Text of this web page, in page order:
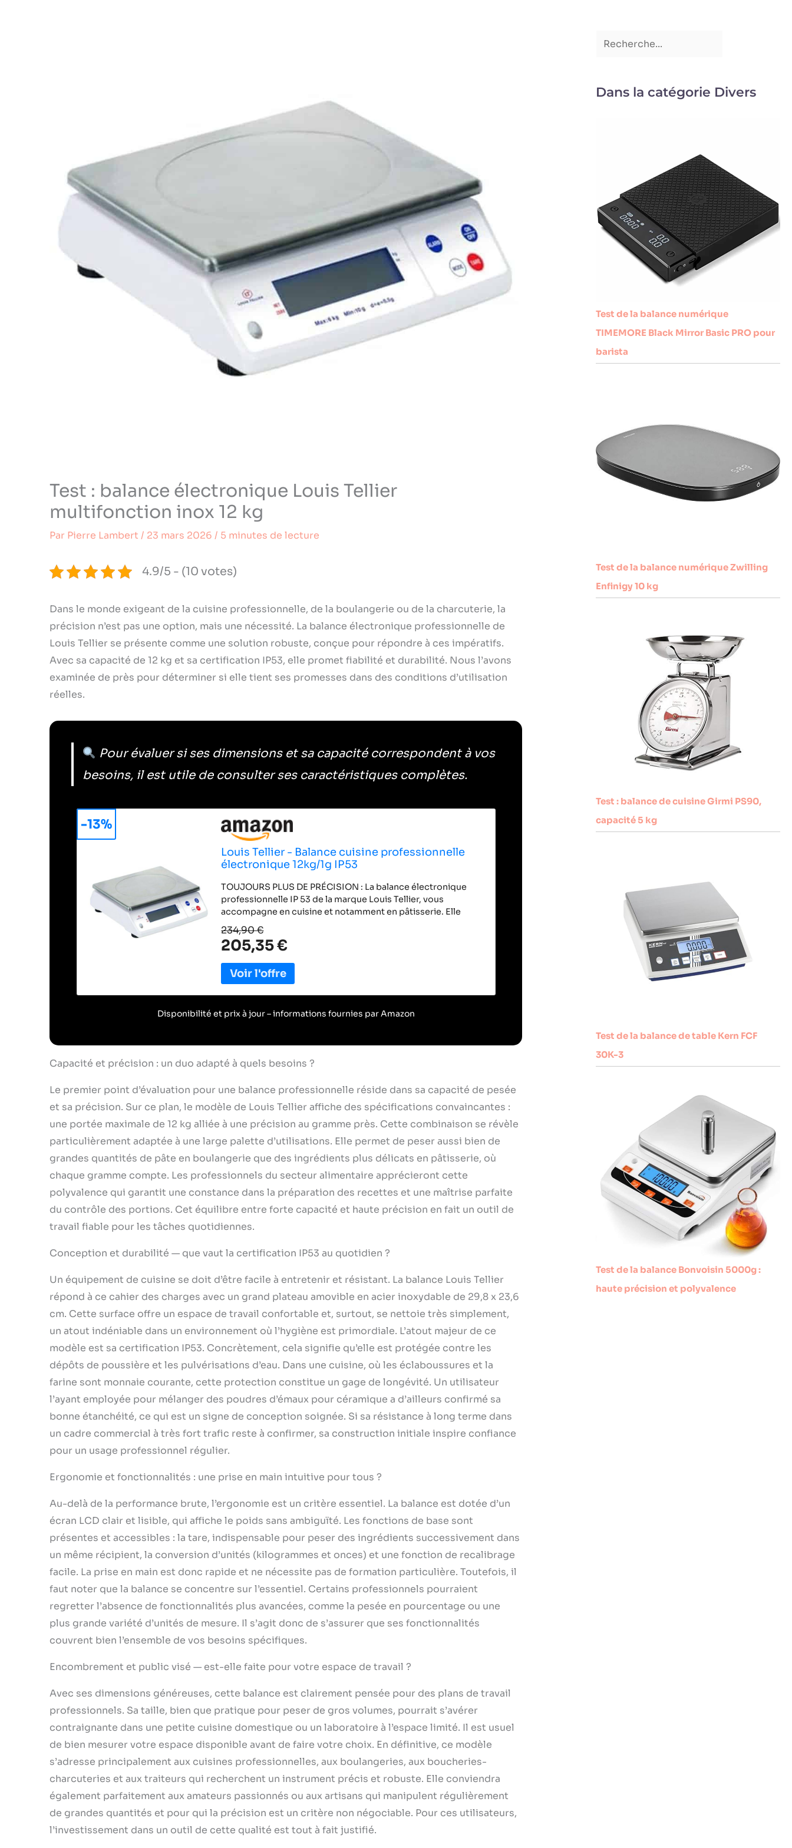
Test : balance électronique Louis Tellier
multifonction inox 12 kg
Par Pierre Lambert / 23 mars 2026 / 5 minutes de lecture
4.9/5 - (10 votes)
Dans le monde exigeant de la cuisine professionnelle, de la boulangerie ou de la charcuterie, la
précision n’est pas une option, mais une nécessité. La balance électronique professionnelle de
Louis Tellier se présente comme une solution robuste, conçue pour répondre à ces impératifs.
Avec sa capacité de 12 kg et sa certification IP53, elle promet fiabilité et durabilité. Nous l’avons
examinée de près pour déterminer si elle tient ses promesses dans des conditions d’utilisation
réelles.
Pour évaluer si ses dimensions et sa capacité correspondent à vos
besoins, il est utile de consulter ses caractéristiques complètes.
Louis Tellier - Balance cuisine professionnelle
électronique 12kg/1g IP53
TOUJOURS PLUS DE PRÉCISION : La balance électronique
professionnelle IP 53 de la marque Louis Tellier, vous
accompagne en cuisine et notamment en pâtisserie. Elle
permet de peser avec précision les ingrédients nécessaires à
la réalisation de vos préparations ! La portée est de 12kg max
avec une précision de plus ou moins 1g. MATÉRIAUX DE
QUALITÉ : La balance électronique professionnelle IP 53 est
fabriquée en ABS. Quant à son plateau amovible 29,8 x 23,6
cm, il est en inox, un matériau hygiénique, résistant et
durable. Prisé dans l'univers de la cuisine professionnelle, il
nécessite peu d'entretien. PRATIQUE ET FONCTIONNELLE :
récipient à vos mesures. IP53. Niveau intégré. Hauteur pieds
réglables. Unités de mesure : kg ou oz. Fonction tare. Alarme
poids programmable. Recalibrage facile. Témoin d’usure des
piles. 4 piles de type R14 1,5V fournis. RIEN NE REMPLACE LE
FAIT MAIN : Depuis 1947, Louis Tellier met son savoir-faire au
service de tous les professionnels et passionnés exigeants, à
travers des ustensiles de cuisine professionnels robustes et
234,90 €
205,35 €
-13%
Disponibilité et prix à jour – informations fournies par Amazon
Capacité et précision : un duo adapté à quels besoins ?
Le premier point d’évaluation pour une balance professionnelle réside dans sa capacité de pesée
et sa précision. Sur ce plan, le modèle de Louis Tellier affiche des spécifications convaincantes :
une portée maximale de 12 kg alliée à une précision au gramme près. Cette combinaison se révèle
particulièrement adaptée à une large palette d’utilisations. Elle permet de peser aussi bien de
grandes quantités de pâte en boulangerie que des ingrédients plus délicats en pâtisserie, où
chaque gramme compte. Les professionnels du secteur alimentaire apprécieront cette
polyvalence qui garantit une constance dans la préparation des recettes et une maîtrise parfaite
du contrôle des portions. Cet équilibre entre forte capacité et haute précision en fait un outil de
travail fiable pour les tâches quotidiennes.
Conception et durabilité — que vaut la certification IP53 au quotidien ?
Un équipement de cuisine se doit d’être facile à entretenir et résistant. La balance Louis Tellier
répond à ce cahier des charges avec un grand plateau amovible en acier inoxydable de 29,8 x 23,6
cm. Cette surface offre un espace de travail confortable et, surtout, se nettoie très simplement,
un atout indéniable dans un environnement où l’hygiène est primordiale. L’atout majeur de ce
modèle est sa certification IP53. Concrètement, cela signifie qu’elle est protégée contre les
dépôts de poussière et les pulvérisations d’eau. Dans une cuisine, où les éclaboussures et la
farine sont monnaie courante, cette protection constitue un gage de longévité. Un utilisateur
l’ayant employée pour mélanger des poudres d’émaux pour céramique a d’ailleurs confirmé sa
bonne étanchéité, ce qui est un signe de conception soignée. Si sa résistance à long terme dans
un cadre commercial à très fort trafic reste à confirmer, sa construction initiale inspire confiance
pour un usage professionnel régulier.
Ergonomie et fonctionnalités : une prise en main intuitive pour tous ?
Au-delà de la performance brute, l’ergonomie est un critère essentiel. La balance est dotée d’un
écran LCD clair et lisible, qui affiche le poids sans ambiguïté. Les fonctions de base sont
présentes et accessibles : la tare, indispensable pour peser des ingrédients successivement dans
un même récipient, la conversion d’unités (kilogrammes et onces) et une fonction de recalibrage
facile. La prise en main est donc rapide et ne nécessite pas de formation particulière. Toutefois, il
faut noter que la balance se concentre sur l’essentiel. Certains professionnels pourraient
regretter l’absence de fonctionnalités plus avancées, comme la pesée en pourcentage ou une
plus grande variété d’unités de mesure. Il s’agit donc de s’assurer que ses fonctionnalités
couvrent bien l’ensemble de vos besoins spécifiques.
Encombrement et public visé — est-elle faite pour votre espace de travail ?
Avec ses dimensions généreuses, cette balance est clairement pensée pour des plans de travail
professionnels. Sa taille, bien que pratique pour peser de gros volumes, pourrait s’avérer
contraignante dans une petite cuisine domestique ou un laboratoire à l’espace limité. Il est usuel
de bien mesurer votre espace disponible avant de faire votre choix. En définitive, ce modèle
s’adresse principalement aux cuisines professionnelles, aux boulangeries, aux boucheries-
charcuteries et aux traiteurs qui recherchent un instrument précis et robuste. Elle conviendra
également parfaitement aux amateurs passionnés ou aux artisans qui manipulent régulièrement
de grandes quantités et pour qui la précision est un critère non négociable. Pour ces utilisateurs,
l’investissement dans un outil de cette qualité est tout à fait justifié.
Dans la catégorie Divers
Test de la balance numérique
TIMEMORE Black Mirror Basic PRO pour
barista
Test de la balance numérique Zwilling
Enfinigy 10 kg
Test : balance de cuisine Girmi PS90,
capacité 5 kg
Test de la balance de table Kern FCF
30K-3
Test de la balance Bonvoisin 5000g :
haute précision et polyvalence